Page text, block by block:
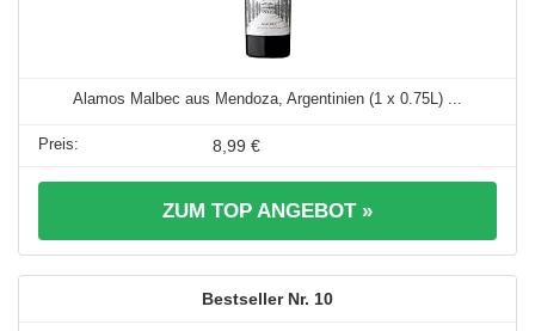
Alamos Malbec aus Mendoza, Argentinien (1 x 0.75L) ...
8,99 €
ZUM TOP ANGEBOT »
10